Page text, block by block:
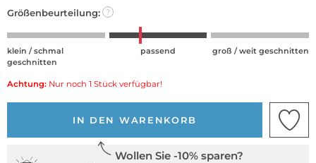
Größenbeurteilung: ?
klein / schmal
geschnitten
passend groß / weit geschnitten
Achtung: Nur noch 1 Stück verfügbar!
IN DEN WARENKORB
Wollen Sie -10% sparen?